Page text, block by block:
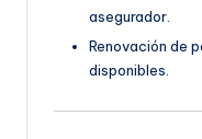
asegurador.
Renovación de
disponibles.